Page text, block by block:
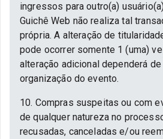
ingressos para outro(a)
Guichê Web não realiza tal
própria. A alteração de
pode ocorrer somente 1 (uma)
alteração adicional dependerá
organização do evento.
10. Compras suspeitas ou com
de qualquer natureza no
recusadas, canceladas e/ou